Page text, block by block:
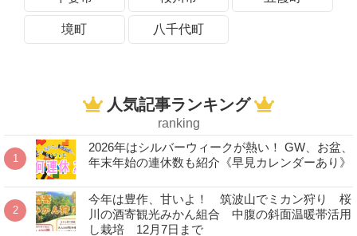
境町 八千代町
人気記事ランキング
ranking
2026年はシルバーウィークが熱い！ GW、お盆、
年末年始の連休数も紹介《早見カレンダーあり》
今年は豊作、甘いよ！ 筑波山でミカン狩り 桜
川の酒寄観光みかん組合 中腹の斜面温暖帯活用
し栽培 12月7日まで